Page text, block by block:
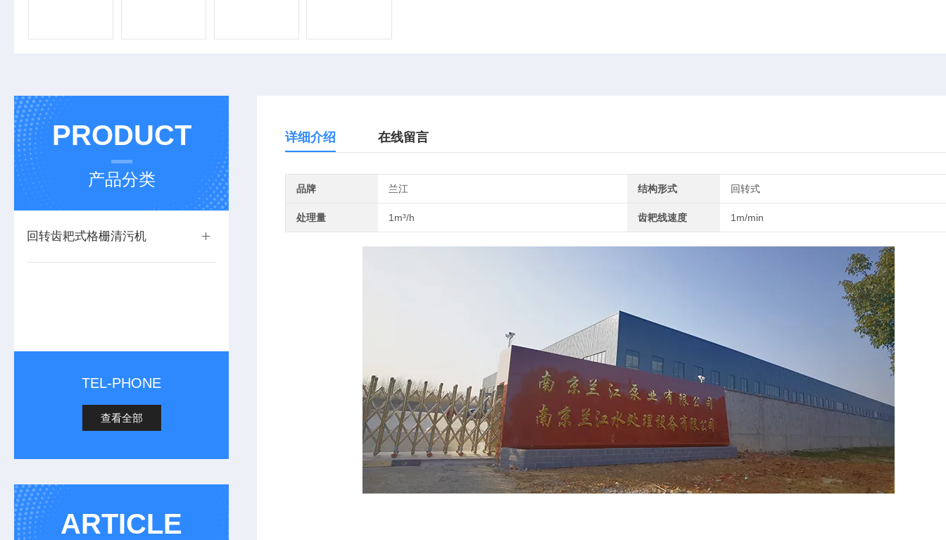
PRODUCT
产品分类
回转齿耙式格栅清污机
TEL-PHONE
查看全部
ARTICLE
详细介绍 在线留言
品牌 兰江 结构形式 回转式
处理量 1m³/h 齿耙线速度 1m/min